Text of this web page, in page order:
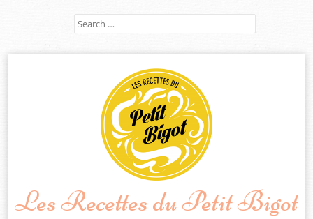
Search
for:
Les Recettes du Petit Bigot